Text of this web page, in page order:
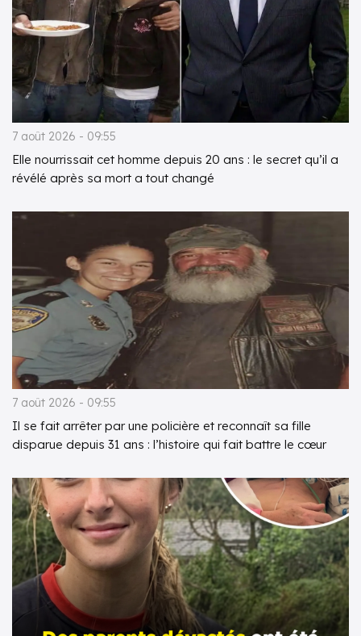
7 août 2026 - 09:55
Elle nourrissait cet homme depuis 20 ans : le secret qu’il a
révélé après sa mort a tout changé
7 août 2026 - 09:55
Il se fait arrêter par une policière et reconnaît sa fille
disparue depuis 31 ans : l’histoire qui fait battre le cœur